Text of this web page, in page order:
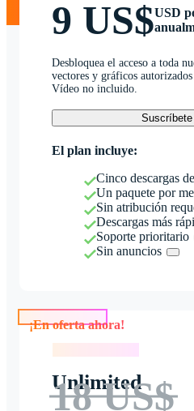
9 US$USD
Desbloquea el acceso a toda
vectores y gráficos autorizados
Vídeo no incluido.
Suscríbete
El plan incluye:
Cinco descargas
Un paquete por
Sin atribución
Descargas más
Soporte prioritario
Sin anuncios
Unlimited
18 US$